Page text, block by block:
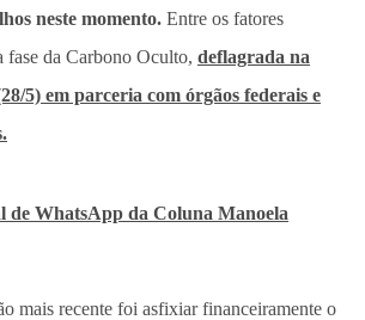
neste momento. Entre os fatores
fase da Carbono Oculto, deflagrada na
5) em parceria com órgãos federais e
de WhatsApp da Coluna Manoela
mais recente foi asfixiar financeiramente o